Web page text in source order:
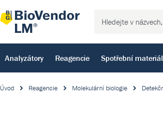
Analyzátory Reagencie Spotřební materiál
Úvod Reagencie Molekulární biologie